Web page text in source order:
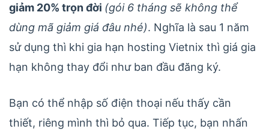
giảm 20% trọn đời (gói 6 tháng sẽ không thể
dùng mã giảm giá đâu nhé). Nghĩa là sau 1 năm
sử dụng thì khi gia hạn hosting Vietnix thì giá gia
hạn không thay đổi như ban đầu đăng ký.
Bạn có thể nhập số điện thoại nếu thấy cần
thiết, riêng mình thì bỏ qua. Tiếp tục, bạn nhấn